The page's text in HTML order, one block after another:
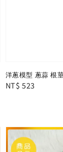
洋蔥模型 蔥蒜 根
Regular
NT$ 523